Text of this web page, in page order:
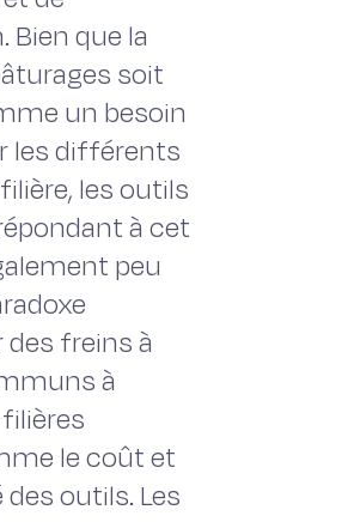
Bien que la
soit
un besoin
les différents
les outils
à cet
peu
des freins à
à
le coût et
outils. Les